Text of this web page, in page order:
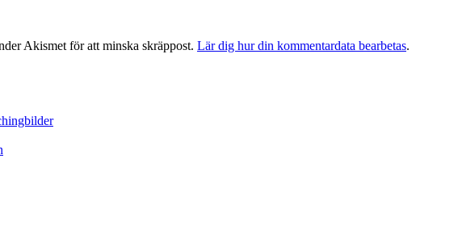
Akismet för att minska skräppost. Lär dig hur din kommentardata bearbetas.